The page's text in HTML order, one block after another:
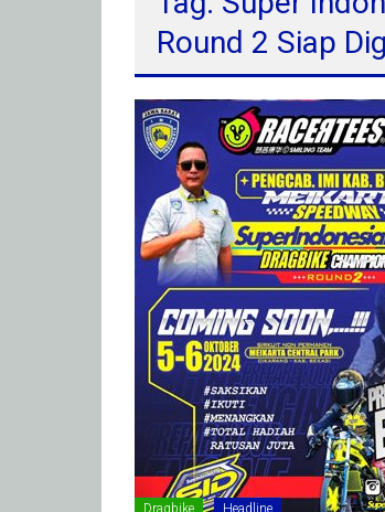
Round 2 Siap